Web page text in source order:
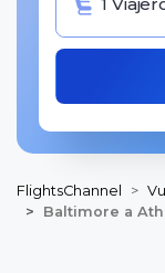
FlightsChannel
Baltimore a